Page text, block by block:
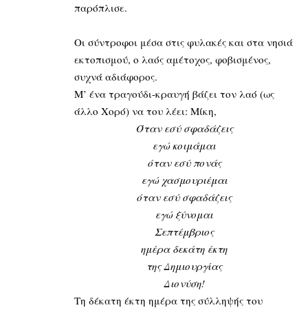
παρόπλισε.
Οι σύντροφοι μέσα στις φυλακές και στα νησιά
εκτοπισμού, ο λαός αμέτοχος, φοβισμένος,
συχνά αδιάφορος.
Μ’ ένα τραγούδι-κραυγή βάζει τον λαό (ως
άλλο Χορό) να του λέει: Μίκη,
Όταν εσύ σφαδάζεις
εγώ κοιμάμαι
όταν εσύ πονάς
εγώ χασμουριέμαι
όταν εσύ σφαδάζεις
εγώ ξύνομαι
Σεπτέμβριος
ημέρα δεκάτη έκτη
της Δημιουργίας
Διονύση!
Τη δέκατη έκτη ημέρα της σύλληψής του